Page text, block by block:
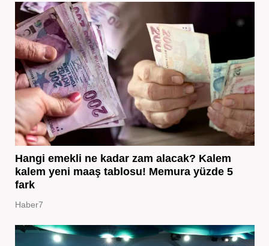
Hangi emekli ne kadar zam alacak? Kalem
kalem yeni maaş tablosu! Memura yüzde 5
fark
Haber7